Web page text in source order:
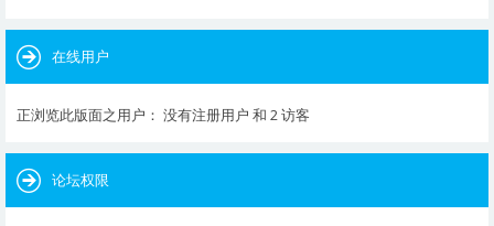
在线用户
正浏览此版面之用户： 没有注册用户 和 2 访客
论坛权限